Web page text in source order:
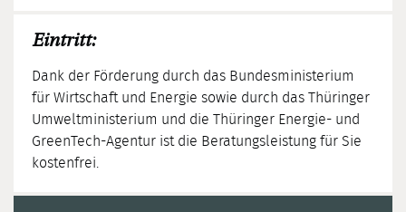
Eintritt:
Dank der Förderung durch das Bundesministerium
für Wirtschaft und Energie sowie durch das Thüringer
Umweltministerium und die Thüringer Energie- und
GreenTech-Agentur ist die Beratungsleistung für Sie
kostenfrei.